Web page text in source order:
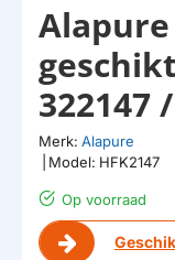
HUISMERK
Op voorraad
322147
Merk: Alapure
Model: HFK2147